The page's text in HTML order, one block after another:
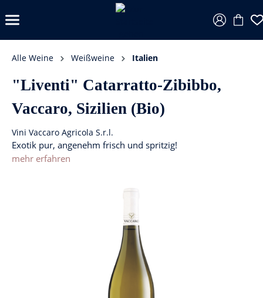
Alle Weine Weißweine Italien
"Liventi" Catarratto-Zibibbo,
Vaccaro, Sizilien (Bio)
Vini Vaccaro Agricola S.r.l.
Exotik pur, angenehm frisch und spritzig!
mehr erfahren